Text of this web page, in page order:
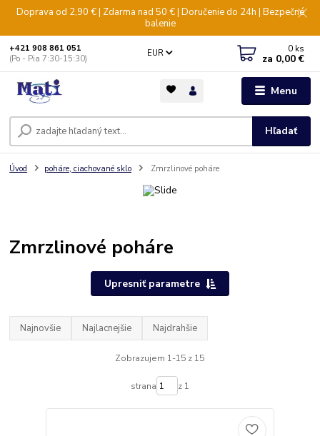
Doprava od 2,90 € | Zdarma nad 50 € | Doručenie do 24h | Bezpečné
balenie
Menu
EUR
Hľadať
+421 908 861 051
(Po - Pia 7:30-15:30)
0 ks
za 0,00 €
Úvod poháre, ciachované sklo Zmrzlinové poháre
Zmrzlinové poháre
Upresniť parametre
Najnovšie Najlacnejšie Najdrahšie
Zobrazujem 1-15 z 15
strana z 1